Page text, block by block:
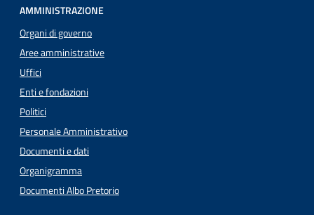
AMMINISTRAZIONE
Organi di governo
Aree amministrative
Uffici
Enti e fondazioni
Politici
Personale Amministrativo
Documenti e dati
Organigramma
Documenti Albo Pretorio